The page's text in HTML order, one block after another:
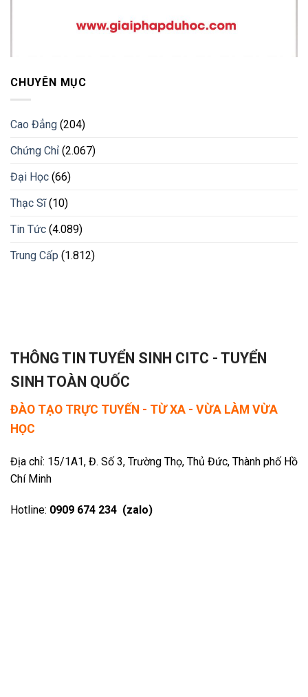
CHUYÊN MỤC
Cao Đẳng (204)
Chứng Chỉ (2.067)
Đại Học (66)
Thạc Sĩ(10)
Tin Tức (4.089)
Trung Cấp (1.812)
THÔNG TIN TUYỂN SINH CITC - TUYỂN
SINH TOÀN QUỐC
ĐÀO TẠO TRỰC TUYẾN - TỪ XA - VỪA LÀM VỪA
HỌC
Địa chỉ: 15/1A1, Đ. Số 3, Trường Thọ, Thủ Đức, Thành phố Hồ
Chí Minh
Hotline: 0909 674 234 (zalo)